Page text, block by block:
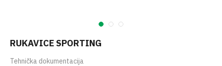
RUKAVICE SPORTING
Tehnička dokumentacija